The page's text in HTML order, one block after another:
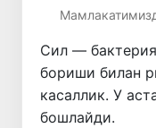
Сил —
бориши билан
касаллик. У
бошлайди.